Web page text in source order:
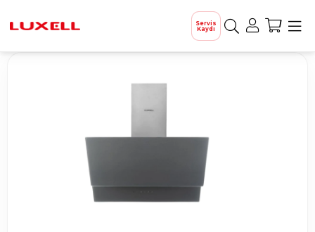
Servis
Kaydı